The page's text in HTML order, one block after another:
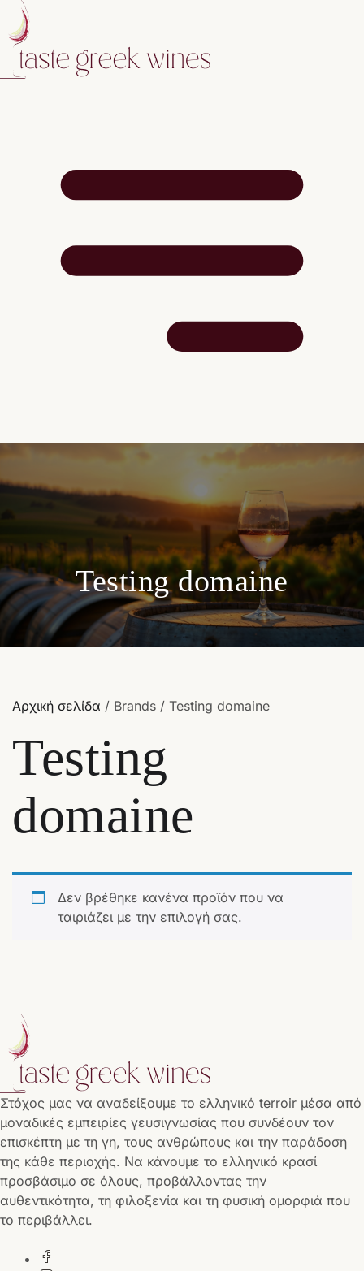
Testing domaine
Αρχική σελίδα / Brands / Testing domaine
Testing
domaine
Δεν βρέθηκε κανένα προϊόν που να
ταιριάζει με την επιλογή σας.
Στόχος μας να αναδείξουμε το ελληνικό terroir μέσα από
μοναδικές εμπειρίες γευσιγνωσίας που συνδέουν τον
επισκέπτη με τη γη, τους ανθρώπους και την παράδοση
της κάθε περιοχής. Να κάνουμε το ελληνικό κρασί
προσβάσιμο σε όλους, προβάλλοντας την
αυθεντικότητα, τη φιλοξενία και τη φυσική ομορφιά που
το περιβάλλει.